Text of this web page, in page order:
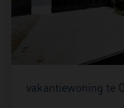
vakantiewoning te